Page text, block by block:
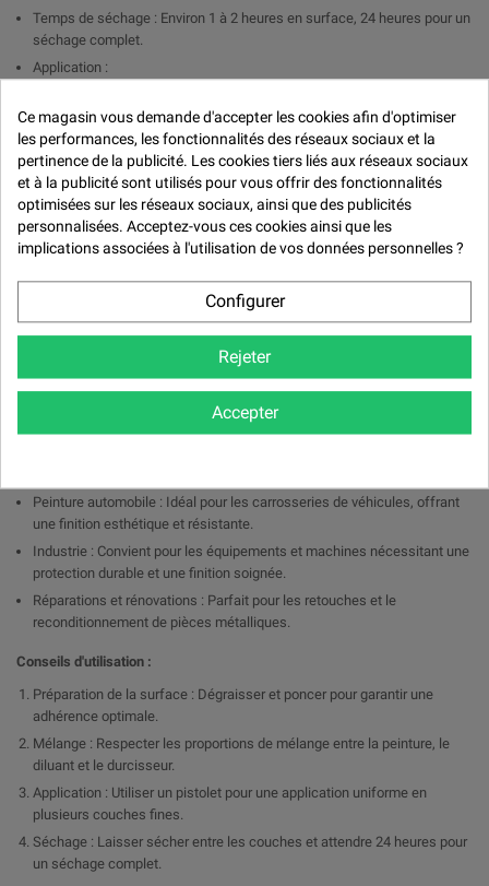
Temps de séchage : Environ 1 à 2 heures en surface, 24 heures pour un
séchage complet.
Application :
de 5 à 10 % de diluant.
PINCEAUX : Ajouter 1 part de durcisseur pour 2 parts de peinture
Rendement : 6 m2 au litre de peinture
Avantages:
Brillance durable : La finition brillant direct assure un éclat profond et
résistant sans nécessiter de couche de vernis.
Résistance élevée : Formule résistante aux intempéries, aux UV, aux
produits chimiques et aux rayures.
Application uniforme : Bonne fluidité pour une application homogène et
un rendu professionnel.
Temps de séchage rapide : Assure une efficacité optimale pour les
travaux nécessitant un séchage rapide.
Peinture automobile : Idéal pour les carrosseries de véhicules, offrant
une finition esthétique et résistante.
Industrie : Convient pour les équipements et machines nécessitant une
protection durable et une finition soignée.
Réparations et rénovations : Parfait pour les retouches et le
reconditionnement de pièces métalliques.
Conseils d'utilisation :
Préparation de la surface : Dégraisser et poncer pour garantir une
adhérence optimale.
Mélange : Respecter les proportions de mélange entre la peinture, le
diluant et le durcisseur.
Application : Utiliser un pistolet pour une application uniforme en
plusieurs couches fines.
Séchage : Laisser sécher entre les couches et attendre 24 heures pour
un séchage complet.
Ce magasin vous demande d'accepter les cookies afin d'optimiser
les performances, les fonctionnalités des réseaux sociaux et la
pertinence de la publicité. Les cookies tiers liés aux réseaux sociaux
et à la publicité sont utilisés pour vous offrir des fonctionnalités
optimisées sur les réseaux sociaux, ainsi que des publicités
personnalisées. Acceptez-vous ces cookies ainsi que les
implications associées à l'utilisation de vos données personnelles ?
Configurer
Rejeter
Accepter